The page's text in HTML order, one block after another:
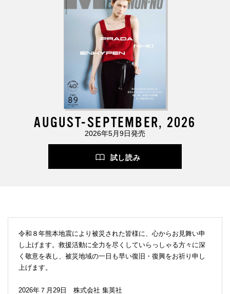
AUGUST-SEPTEMBER, 2026
2026年5月9日発売
試し読み
令和８年熊本地震により被災された皆様に、心からお見舞い申
し上げます。救援活動に全力を尽くしていらっしゃる方々に深
く敬意を表し、被災地域の一日も早い復旧・復興をお祈り申し
上げます。
2026年７月29日 株式会社 集英社